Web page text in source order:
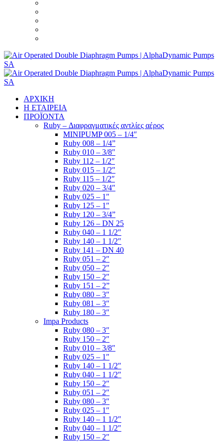
ΑΡΧΙΚΗ
Η ΕΤΑΙΡΕΙΑ
ΠΡΟΪΟΝΤΑ
Ruby – Διαφραγματικές αντλίες αέρος
MINIPUMP 005 – 1/4″
Ruby 008 – 1/4”
Ruby 010 – 3/8″
Ruby 112 – 1/2″
Ruby 015 – 1/2″
Ruby 115 – 1/2″
Ruby 020 – 3/4″
Ruby 025 – 1″
Ruby 125 – 1″
Ruby 120 – 3/4”
Ruby 126 – DN 25
Ruby 040 – 1 1/2″
Ruby 140 – 1 1/2″
Ruby 141 – DN 40
Ruby 051 – 2″
Ruby 050 – 2″
Ruby 150 – 2″
Ruby 151 – 2”
Ruby 080 – 3″
Ruby 081 – 3″
Ruby 180 – 3″
Impa Products
Ruby 080 – 3″
Ruby 150 – 2″
Ruby 010 – 3/8″
Ruby 025 – 1″
Ruby 140 – 1 1/2″
Ruby 040 – 1 1/2″
Ruby 150 – 2″
Ruby 051 – 2″
Ruby 080 – 3″
Ruby 025 – 1″
Ruby 140 – 1 1/2″
Ruby 040 – 1 1/2″
Ruby 150 – 2″